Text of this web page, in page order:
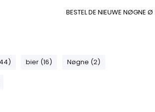
BESTEL DE NIEUWE NØGNE Ø
bier (16) Nøgne (2)